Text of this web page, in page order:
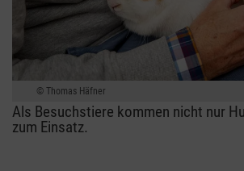
Thomas Häfner
Als Besuchstiere kommen nicht nur
zum Einsatz.